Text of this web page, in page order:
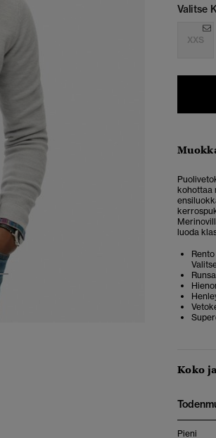
Valitse
XXS
kohottaa
luoda
Koko
Pieni